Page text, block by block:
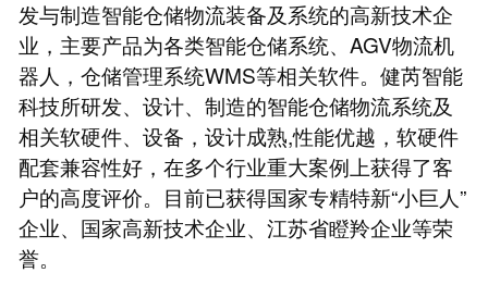
发与制造智能仓储物流装备及系统的高新技术企
业，主要产品为各类智能仓储系统、AGV物流机
器人，仓储管理系统WMS等相关软件。健芮智能
科技所研发、设计、制造的智能仓储物流系统及
相关软硬件、设备，设计成熟,性能优越，软硬件
配套兼容性好，在多个行业重大案例上获得了客
户的高度评价。目前已获得国家专精特新“小巨人”
企业、国家高新技术企业、江苏省瞪羚企业等荣
誉。